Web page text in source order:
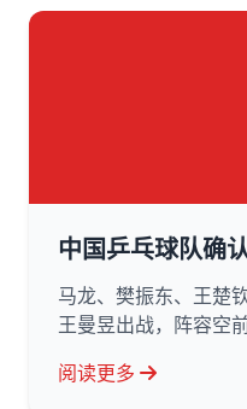
中国乒乓球队确
马龙、樊振东、王楚
王曼昱出战，阵容空
阅读更多